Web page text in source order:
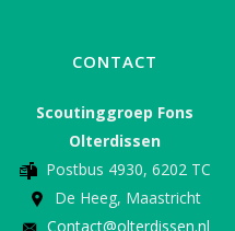
CONTACT
Scoutinggroep Fons
Olterdissen
Postbus 4930, 6202 TC
De Heeg, Maastricht
Contact@olterdissen.nl